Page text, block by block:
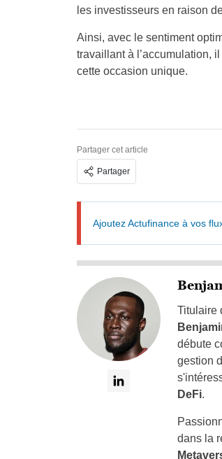
les investisseurs en raison
Ainsi, avec le sentiment
travaillant à l’accumulation,
cette occasion unique.
Partager cet article
Partager
Ajoutez Actufinance à vos
Titulaire
débute
gestion
DeFi.
dans la